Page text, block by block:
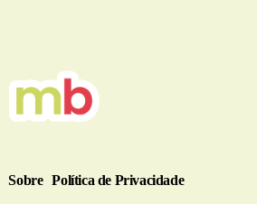
Sobre Política de Privacidade